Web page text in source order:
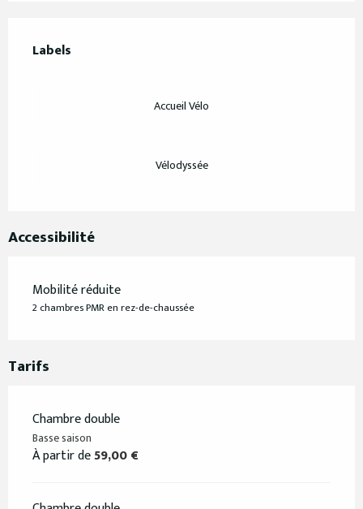
Labels
Labels
Accueil Vélo
Vélodyssée
Accessibilité
Mobilité réduite
2 chambres PMR en rez-de-chaussée
Tarifs
Chambre double
Basse saison
À partir de59,00 €